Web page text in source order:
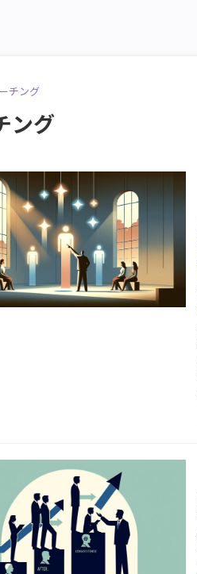
チング
ング